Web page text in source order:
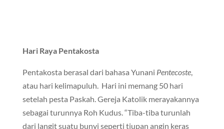
Hari Raya Pentakosta
Pentakosta berasal dari bahasa Yunani Pentecoste,
atau hari kelimapuluh. Hari ini memang 50 hari
setelah pesta Paskah. Gereja Katolik merayakannya
sebagai turunnya Roh Kudus. “Tiba-tiba turunlah
dari langit suatu bunyi seperti tiupan angin keras